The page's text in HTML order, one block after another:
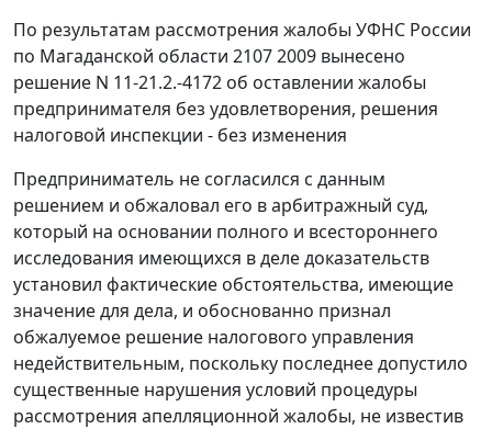
По результатам рассмотрения жалобы УФНС России
по Maгаданской области 2107 2009 вынесено
решение N 11-21.2.-4172 об оставлении жалобы
предпринимателя без удовлетворения, решения
налоговой инспекции - без изменения
Предприниматель не согласился с данным
решением и обжаловал его в арбитражный суд,
который на основании полного и всестороннего
исследования имеющихся в деле доказательств
установил фактические обстоятельства, имеющие
значение для дела, и обоснованно признал
обжалуемое решение налогового управления
недействительным, поскольку последнее допустило
существенные нарушения условий процедуры
рассмотрения апелляционной жалобы, не известив